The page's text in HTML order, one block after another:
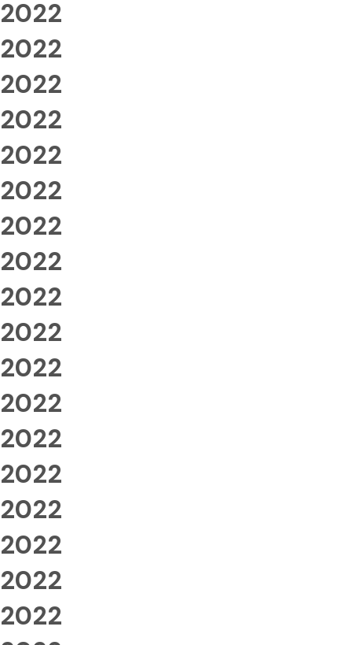
2022
2022
2022
2022
2022
2022
2022
2022
2022
2022
2022
2022
2022
2022
2022
2022
2022
2022